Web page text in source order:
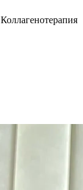
Коллагенотерапия